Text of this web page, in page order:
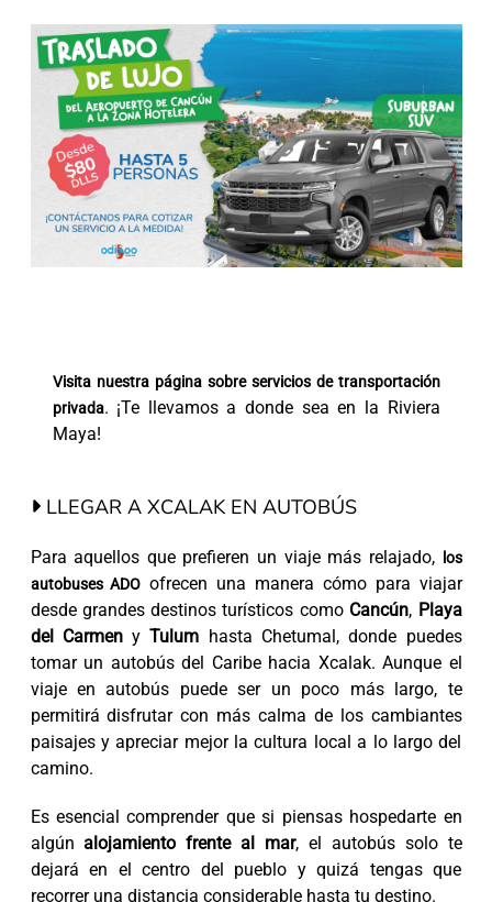
Visita nuestra página sobre servicios de transportación
privada. ¡Te llevamos a donde sea en la Riviera
Maya!
LLEGAR A XCALAK EN AUTOBÚS
Para aquellos que prefieren un viaje más relajado,
los
autobuses ADO ofrecen una manera cómo para viajar
desde grandes destinos turísticos como Cancún, Playa
del CarmenyTulum hasta Chetumal, donde puedes
tomar un autobús del Caribe hacia Xcalak. Aunque el
viaje en autobús puede ser un poco más largo, te
permitirá disfrutar con más calma de los cambiantes
paisajes y apreciar mejor la cultura local a lo largo del
camino.
Es esencial comprender que si piensas hospedarte en
algúnalojamiento frente al mar, el autobús solo te
dejará en el centro del pueblo y quizá tengas que
recorrer una distancia considerable hasta tu destino.